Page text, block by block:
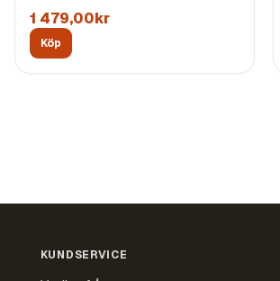
1 479,00kr
Köp
KUNDSERVICE